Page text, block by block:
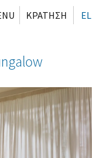
EL
ΚΡΑΤΗΣΗ